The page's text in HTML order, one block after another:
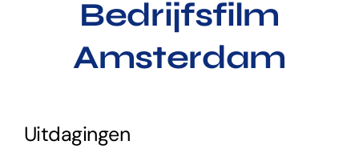
Bedrijfsfilm
Amsterdam
Uitdagingen